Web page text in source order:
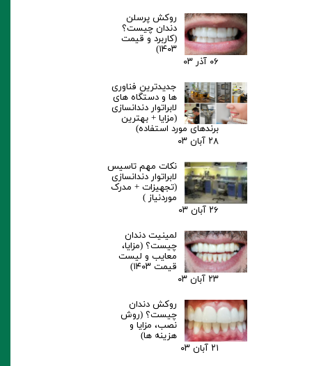
روکش پرسلن
دندان چیست؟
(کاربرد و قیمت
۱۴۰۳)
۰۶ آذر ۰۳
جدیدترین فناوری
ها و دستگاه های
لابراتوار دندانسازی
(مزایا + بهترین
برندهای مورد استفاده)
۲۸ آبان ۰۳
نکات مهم تاسیس
لابراتوار دندانسازی
(تجهیزات + مدرک
موردنیاز )
۲۶ آبان ۰۳
لمینیت دندان
چیست؟ (مزایا،
معایب و لیست
قیمت ۱۴۰۳)
۲۳ آبان ۰۳
روکش دندان
چیست؟ (روش
نصب، مزایا و
هزینه ها)
۲۱ آبان ۰۳